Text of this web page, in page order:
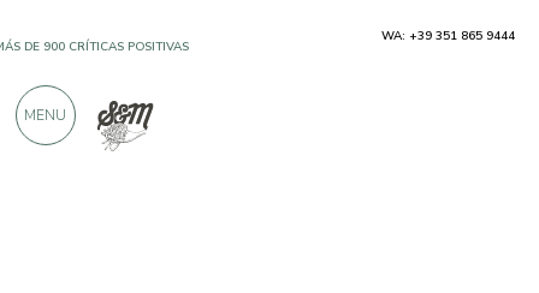
DE 900 CRÍTICAS POSITIVAS WA: +39 351 865 9444
MENU